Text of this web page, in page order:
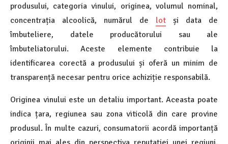
produsului, categoria vinului, originea, volumul nominal,
concentrația alcoolică, numărul de lot și data de
îmbuteliere, datele producătorului sau ale
îmbuteliatorului. Aceste elemente contribuie la
identificarea corectă a produsului și oferă un minim de
transparență necesar pentru orice achiziție responsabilă.
Originea vinului este un detaliu important. Aceasta poate
indica țara, regiunea sau zona viticolă din care provine
produsul. În multe cazuri, consumatorii acordă importanță